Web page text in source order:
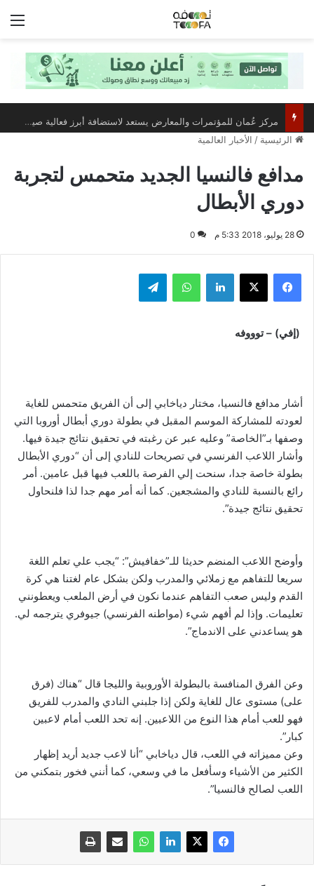
الرئيسية / الأخبار العالمية
مدافع فالنسيا الجديد متحمس لتجربة
دوري الأبطال
28 يوليو، 2018 5:33 م 0
فيسبوك ‫X لينكدإن واتساب تيلقرام
(إفي) – توووفه
أشار مدافع فالنسيا، مختار دياخابي إلى أن الفريق متحمس للغاية
لعودته للمشاركة الموسم المقبل في بطولة دوري أبطال أوروبا التي
وصفها بـ”الخاصة” وعليه عبر عن رغبته في تحقيق نتائج جيدة فيها.
وأشار اللاعب الفرنسي في تصريحات للنادي إلى أن “دوري الأبطال
بطولة خاصة جدا، سنحت إلي الفرصة باللعب فيها قبل عامين. أمر
رائع بالنسبة للنادي والمشجعين. كما أنه أمر مهم جدا لذا فلنحاول
تحقيق نتائج جيدة”.
وأوضح اللاعب المنضم حديثا للـ”خفافيش”: “يجب علي تعلم اللغة
سريعا للتفاهم مع زملائي والمدرب ولكن بشكل عام لغتنا هي كرة
القدم وليس صعب التفاهم عندما نكون في أرض الملعب ويعطونني
تعليمات. وإذا لم أفهم شيء (مواطنه الفرنسي) جيوفري يترجمه لي.
هو يساعدني على الاندماج”.
وعن الفرق المنافسة بالبطولة الأوروبية والليجا قال “هناك (فرق
على) مستوى عال للغاية ولكن إذا جلبني النادي والمدرب للفريق
فهو للعب أمام هذا النوع من اللاعبين. إنه تحد اللعب أمام لاعبين
كبار”.
وعن مميزاته في اللعب، قال دياخابي “أنا لاعب جديد أريد إظهار
الكثير من الأشياء وسأفعل ما في وسعي، كما أنني فخور بتمكني من
اللعب لصالح فالنسيا”.